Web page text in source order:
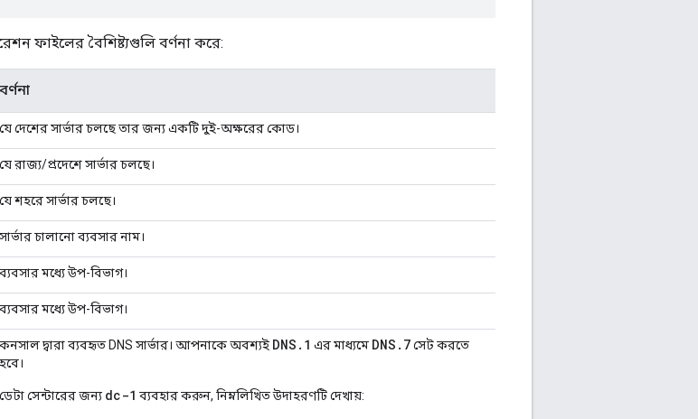
ফাইলের বৈশিষ্ট্যগুলি বর্ণনা করে:
বর্ণনা
যে দেশের সার্ভার চলছে তার জন্য একটি দুই-অক্ষরের কোড।
যে রাজ্য/প্রদেশে সার্ভার চলছে।
যে শহরে সার্ভার চলছে।
সার্ভার চালানো ব্যবসার নাম।
ব্যবসার মধ্যে উপ-বিভাগ।
ব্যবসার মধ্যে উপ-বিভাগ।
কনসাল দ্বারা ব্যবহৃত DNS সার্ভার। আপনাকে অবশ্যই DNS . 1 এর মাধ্যমে DNS . 7সেট করতে
হবে।
ডেটা সেন্টারের জন্য dc-1 ব্যবহার করুন, নিম্নলিখিত উদাহরণটি দেখায়: